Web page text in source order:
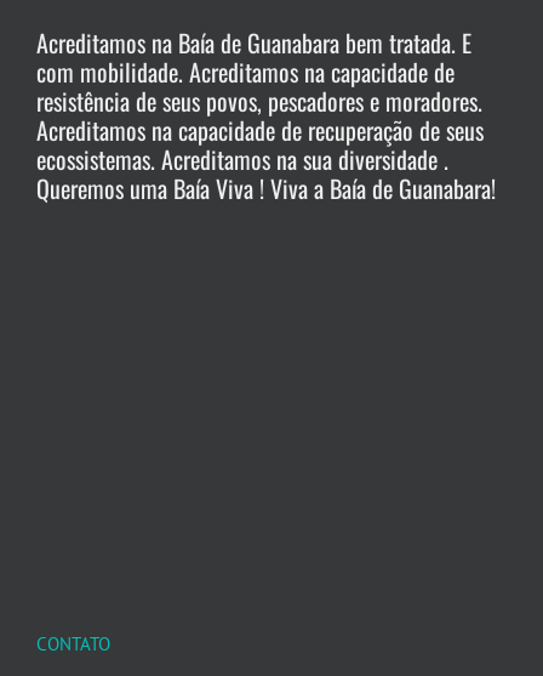
Acreditamos na Baía de Guanabara bem tratada. E
com mobilidade. Acreditamos na capacidade de
resistência de seus povos, pescadores e moradores.
Acreditamos na capacidade de recuperação de seus
ecossistemas. Acreditamos na sua diversidade .
Queremos uma Baía Viva ! Viva a Baía de Guanabara!
CONTATO